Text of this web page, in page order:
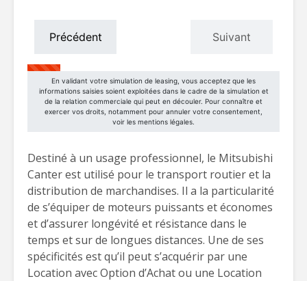
Destiné à un usage professionnel, le Mitsubishi
Canter est utilisé pour le transport routier et la
distribution de marchandises. Il a la particularité
de s’équiper de moteurs puissants et économes
et d’assurer longévité et résistance dans le
temps et sur de longues distances. Une de ses
spécificités est qu’il peut s’acquérir par une
Location avec Option d’Achat ou une Location